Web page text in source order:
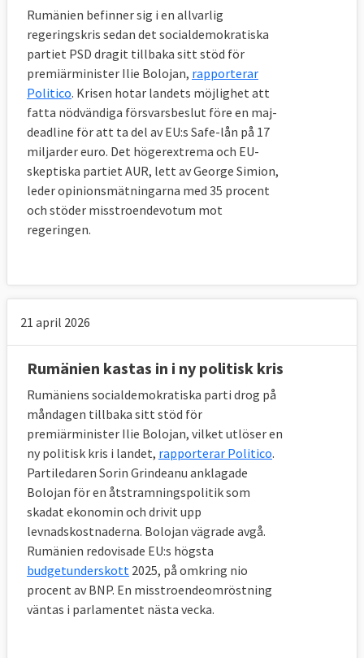
Rumänien befinner sig i en allvarlig
regeringskris sedan det socialdemokratiska
partiet PSD dragit tillbaka sitt stöd för
premiärminister Ilie Bolojan, rapporterar
Politico. Krisen hotar landets möjlighet att
fatta nödvändiga försvarsbeslut före en maj-
deadline för att ta del av EU:s Safe-lån på 17
miljarder euro. Det högerextrema och EU-
skeptiska partiet AUR, lett av George Simion,
leder opinionsmätningarna med 35 procent
och stöder misstroendevotum mot
regeringen.
21 april 2026
Rumänien kastas in i ny politisk kris
Rumäniens socialdemokratiska parti drog på
måndagen tillbaka sitt stöd för
premiärminister Ilie Bolojan, vilket utlöser en
ny politisk kris i landet, rapporterar Politico.
Partiledaren Sorin Grindeanu anklagade
Bolojan för en åtstramningspolitik som
skadat ekonomin och drivit upp
levnadskostnaderna. Bolojan vägrade avgå.
Rumänien redovisade EU:s högsta
budgetunderskott 2025, på omkring nio
procent av BNP. En misstroendeomröstning
väntas i parlamentet nästa vecka.